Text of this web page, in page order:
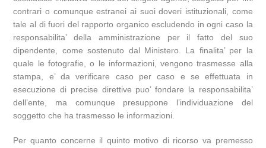
contrari o comunque estranei ai suoi doveri istituzionali, come
tale al di fuori del rapporto organico escludendo in ogni caso la
responsabilita’ della amministrazione per il fatto del suo
dipendente, come sostenuto dal Ministero. La finalita’ per la
quale le fotografie, o le informazioni, vengono trasmesse alla
stampa, e’ da verificare caso per caso e se effettuata in
esecuzione di precise direttive puo’ fondare la responsabilita’
dell’ente, ma comunque presuppone l’individuazione del
soggetto che ha trasmesso le informazioni.
Per quanto concerne il quinto motivo di ricorso va premesso